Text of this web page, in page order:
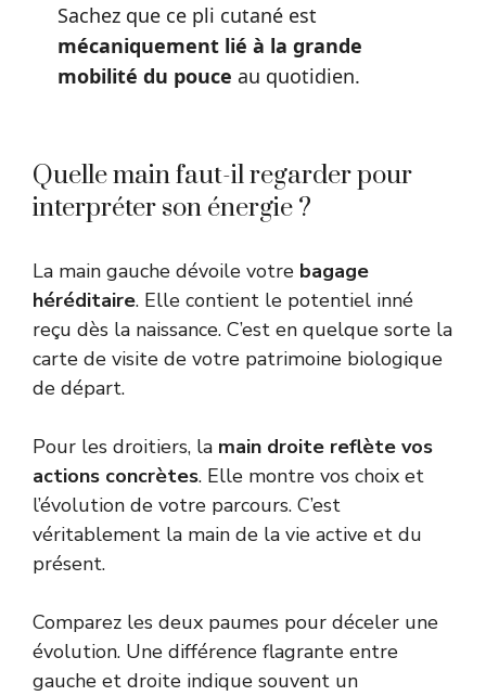
Sachez que ce pli cutané est
mécaniquement lié à la grande
mobilité du pouce au quotidien.
Quelle main faut-il regarder pour
interpréter son énergie ?
La main gauche dévoile votre bagage
héréditaire. Elle contient le potentiel inné
reçu dès la naissance. C’est en quelque sorte la
carte de visite de votre patrimoine biologique
de départ.
Pour les droitiers, la main droite reflète vos
actions concrètes. Elle montre vos choix et
l’évolution de votre parcours. C’est
véritablement la main de la vie active et du
présent.
Comparez les deux paumes pour déceler une
évolution. Une différence flagrante entre
gauche et droite indique souvent un